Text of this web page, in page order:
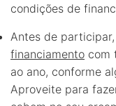
condições de
Antes de
financiamento com
ao ano, conforme
Aproveite para